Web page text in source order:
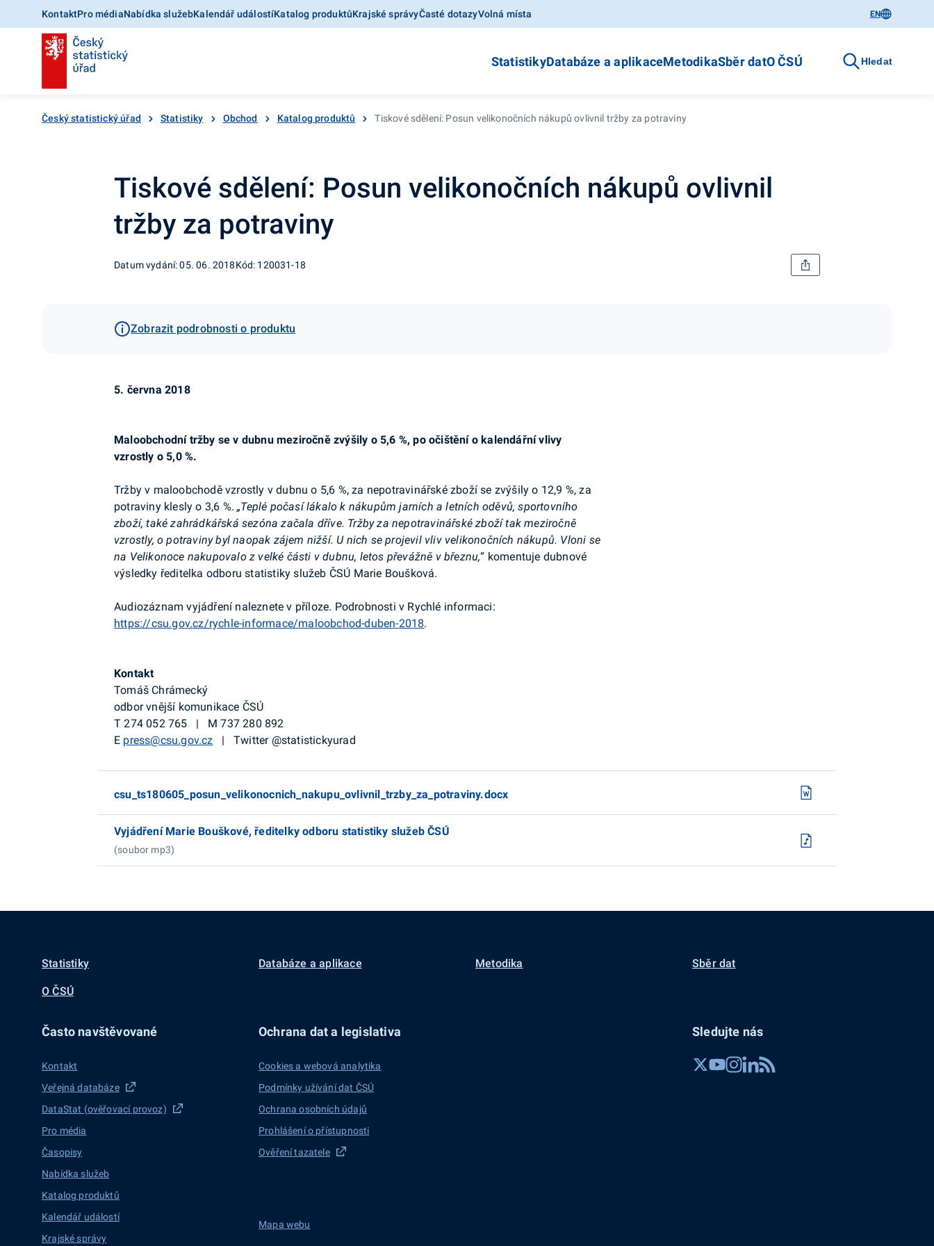
KontaktPro médiaNabídka služebKalendář událostíKatalog produktůKrajské správyČasté dotazyVolná místa EN
StatistikyDatabáze a aplikaceMetodikaSběr datO ČSÚ Hledat
Český statistický úřad Statistiky Obchod Katalog produktů Tiskové sdělení: Posun velikonočních nákupů ovlivnil tržby za potraviny
Tiskové sdělení: Posun velikonočních nákupů ovlivnil
tržby za potraviny
Datum vydání: 05. 06. 2018Kód: 120031-18
Zobrazit podrobnosti o produktu
5. června 2018
Maloobchodní tržby se v dubnu meziročně zvýšily o 5,6 %, po očištění o kalendářní vlivy
vzrostly o 5,0 %.
Tržby v maloobchodě vzrostly v dubnu o 5,6 %, za nepotravinářské zboží se zvýšily o 12,9 %, za
potraviny klesly o 3,6 %.„Teplé počasí lákalo k nákupům jarních a letních oděvů, sportovního
zboží, také zahrádkářská sezóna začala dříve. Tržby za nepotravinářské zboží tak meziročně
vzrostly, o potraviny byl naopak zájem nižší. U nich se projevil vliv velikonočních nákupů. Vloni se
na Velikonoce nakupovalo z velké části v dubnu, letos převážně v březnu,“ komentuje dubnové
výsledky ředitelka odboru statistiky služeb ČSÚ Marie Boušková.
Audiozáznam vyjádření naleznete v příloze. Podrobnosti v Rychlé informaci:
https://csu.gov.cz/rychle-informace/maloobchod-duben-2018.
Kontakt
Tomáš Chrámecký
odbor vnější komunikace ČSÚ
T 274 052 765 | M 737 280 892
E press@csu.gov.cz | Twitter @statistickyurad
csu_ts180605_posun_velikonocnich_nakupu_ovlivnil_trzby_za_potraviny.docx
Vyjádření Marie Bouškové, ředitelky odboru statistiky služeb ČSÚ
(soubor mp3)
Statistiky Databáze a aplikace Metodika Sběr dat
O ČSÚ
Často navštěvované
Kontakt
Veřejná databáze
DataStat (ověřovací provoz)
Pro média
Časopisy
Nabídka služeb
Katalog produktů
Kalendář událostí
Krajské správy
Ochrana dat a legislativa
Cookies a webová analytika
Podmínky užívání dat ČSÚ
Ochrana osobních údajů
Prohlášení o přístupnosti
Ověření tazatele
Mapa webu
Sledujte nás